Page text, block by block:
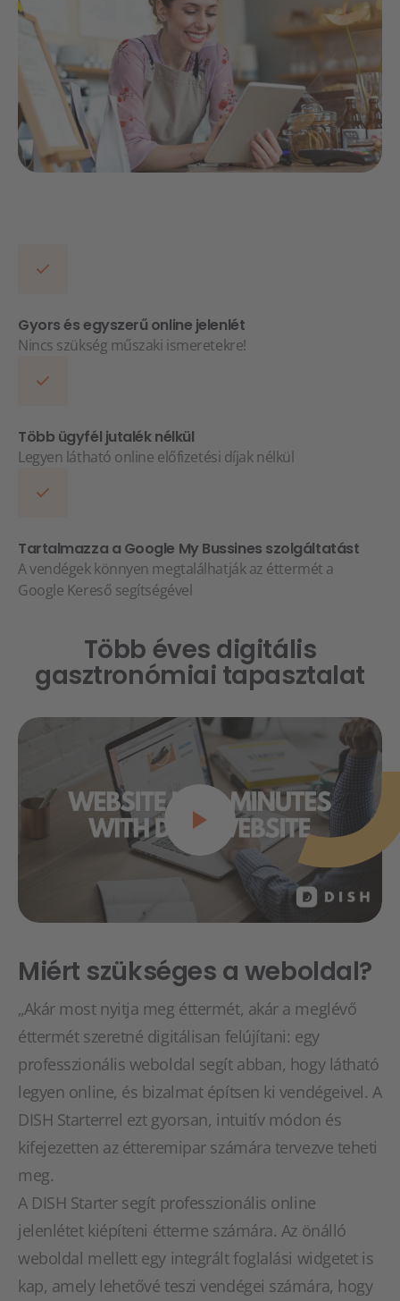
Gyors és egyszerű online jelenlét
Nincs szükség műszaki ismeretekre!
Több ügyfél jutalék nélkül
Legyen látható online előfizetési díjak nélkül
Tartalmazza a Google My Bussines szolgáltatást
A vendégek könnyen megtalálhatják az éttermét a
Google Kereső segítségével
Több éves digitális
gasztronómiai tapasztalat
Miért szükséges a weboldal?
„Akár most nyitja meg éttermét, akár a meglévő
éttermét szeretné digitálisan felújítani: egy
professzionális weboldal segít abban, hogy látható
legyen online, és bizalmat építsen ki vendégeivel. A
DISH Starterrel ezt gyorsan, intuitív módon és
kifejezetten az étteremipar számára tervezve teheti
meg.
A DISH Starter segít professzionális online
jelenlétet kiépíteni étterme számára. Az önálló
weboldal mellett egy integrált foglalási widgetet is
kap, amely lehetővé teszi vendégei számára, hogy